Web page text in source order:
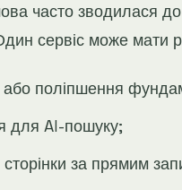
часто зводилася
сервіс може мати
або поліпшення
для AI-пошуку;
сторінки за прямим